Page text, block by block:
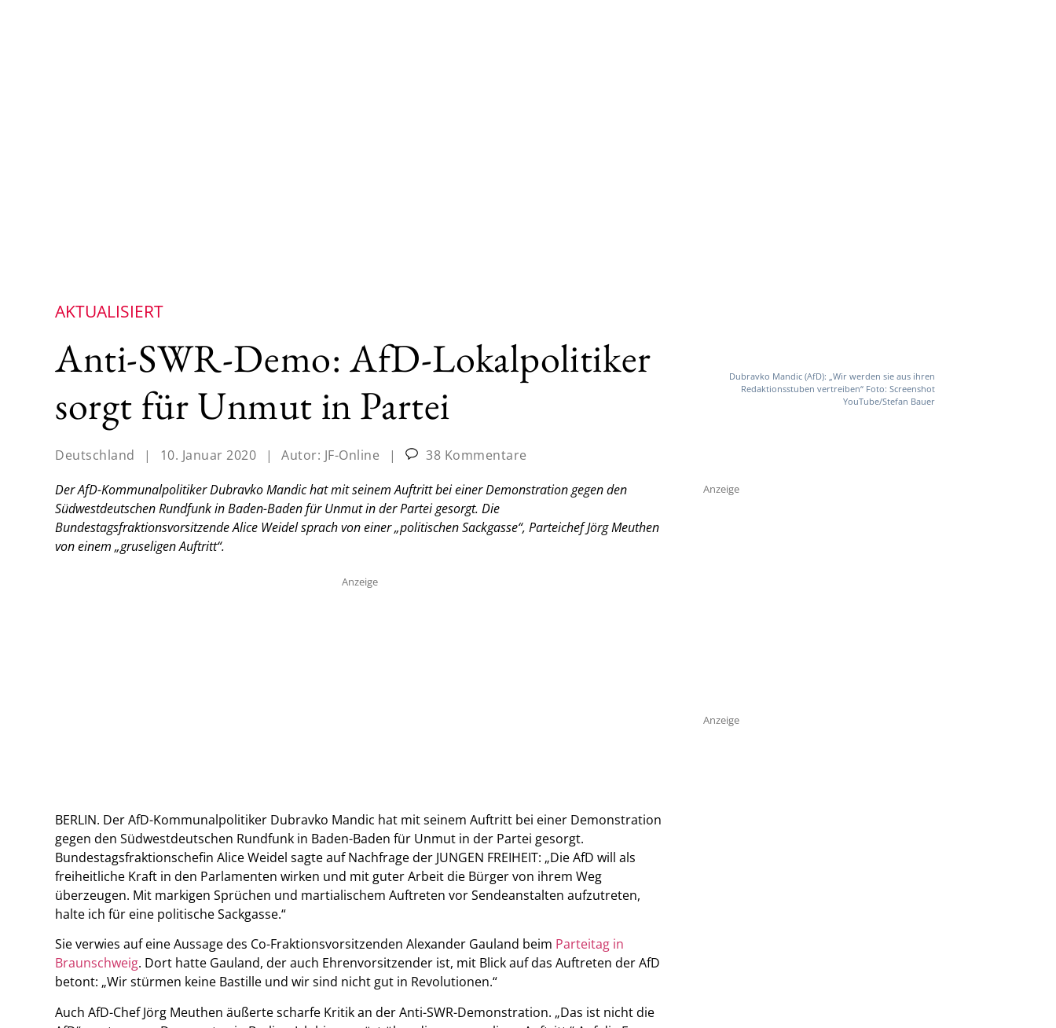
AKTUALISIERT
Anti-SWR-Demo: AfD-Lokalpolitiker
sorgt für Unmut in Partei
Deutschland | 10. Januar 2020 | Autor: JF-Online |
38 Kommentare
Der AfD-Kommunalpolitiker Dubravko Mandic hat mit seinem Auftritt bei einer Demonstration gegen den
Südwestdeutschen Rundfunk in Baden-Baden für Unmut in der Partei gesorgt. Die
Bundestagsfraktionsvorsitzende Alice Weidel sprach von einer „politischen Sackgasse“, Parteichef Jörg Meuthen
von einem „gruseligen Auftritt“.
Anzeige
BERLIN. Der AfD-Kommunalpolitiker Dubravko Mandic hat mit seinem Auftritt bei einer Demonstration
gegen den Südwestdeutschen Rundfunk in Baden-Baden für Unmut in der Partei gesorgt.
Bundestagsfraktionschefin Alice Weidel sagte auf Nachfrage der JUNGEN FREIHEIT: „Die AfD will als
freiheitliche Kraft in den Parlamenten wirken und mit guter Arbeit die Bürger von ihrem Weg
überzeugen. Mit markigen Sprüchen und martialischem Auftreten vor Sendeanstalten aufzutreten,
halte ich für eine politische Sackgasse.“
Sie verwies auf eine Aussage des Co-Fraktionsvorsitzenden Alexander Gauland beim Parteitag in
Braunschweig. Dort hatte Gauland, der auch Ehrenvorsitzender ist, mit Blick auf das Auftreten der AfD
betont: „Wir stürmen keine Bastille und wir sind nicht gut in Revolutionen.“
Auch AfD-Chef Jörg Meuthen äußerte scharfe Kritik an der Anti-SWR-Demonstration. „Das ist nicht die
Dubravko Mandic (AfD): „Wir werden sie aus ihren
Redaktionsstuben vertreiben“ Foto: Screenshot
YouTube/Stefan Bauer
Anzeige
Anzeige